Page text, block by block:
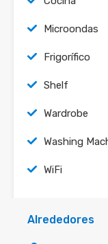
Microondas
Frigorífico
Shelf
Wardrobe
Washing
WiFi
Alrededores